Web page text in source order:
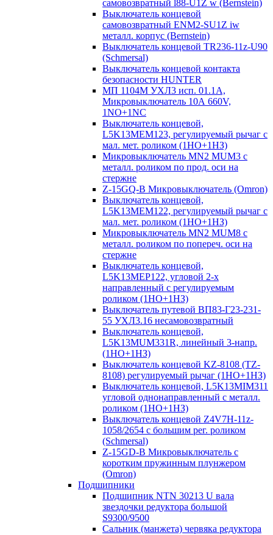
самовозвратный l88-U1Z w (Bernstein)
Выключатель концевой
самовозвратный ENM2-SU1Z iw
металл. корпус (Bernstein)
Выключатель концевой TR236-11z-U90
(Schmersal)
Выключатель концевой контакта
безопасности HUNTER
МП 1104М УХЛ3 исп. 01.1А,
Микровыключатель 10А 660V,
1NO+1NC
Выключатель концевой,
L5K13MEM123, регулируемый рычаг с
мал. мет. роликом (1НО+1НЗ)
Микровыключатель MN2 MUM3 с
металл. роликом по прод. оси на
стержне
Z-15GQ-B Микровыключатель (Omron)
Выключатель концевой,
L5K13MEM122, регулируемый рычаг с
мал. мет. роликом (1НО+1НЗ)
Микровыключатель MN2 MUM8 с
металл. роликом по попереч. оси на
стержне
Выключатель концевой,
L5K13MEP122, угловой 2-х
направленный с регулируемым
роликом (1НО+1НЗ)
Выключатель путевой ВП83-Г23-231-
55 УХЛ3.16 несамовозвратный
Выключатель концевой,
L5K13MUM331R, линейный 3-напр.
(1НО+1НЗ)
Выключатель концевой KZ-8108 (TZ-
8108) регулируемый рычаг (1НО+1НЗ)
Выключатель концевой, L5K13MIM311
угловой однонаправленный с металл.
роликом (1НО+1НЗ)
Выключатель концевой Z4V7H-11z-
1058/2654 с большим рег. роликом
(Schmersal)
Z-15GD-B Микровыключатель с
коротким пружинным плунжером
(Omron)
Подшипники
Подшипник NTN 30213 U вала
звездочки редуктора большой
S9300/9500
Сальник (манжета) червяка редуктора